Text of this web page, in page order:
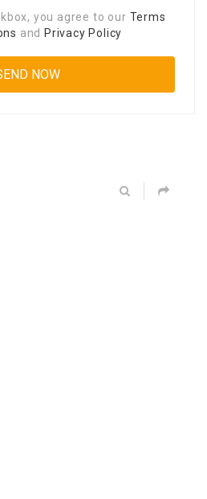
you agree to our Terms
and Privacy Policy